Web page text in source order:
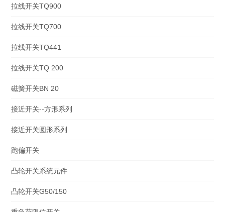
拉线开关TQ900
拉线开关TQ700
拉线开关TQ441
拉线开关TQ 200
磁簧开关BN 20
接近开关--方形系列
接近开关圆形系列
跑偏开关
凸轮开关系统元件
凸轮开关G50/150